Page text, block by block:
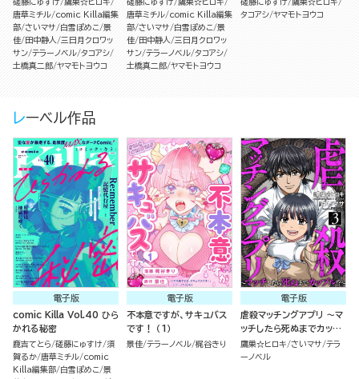
磋藤にゅすけ 鷹巣☆ヒロキ
唐草ミチル comic Killa編集
部 さいマサ 白雪ぽめこ 景
佳 田中静人 三日月クロワッ
サン テラーノベル タコアシ
土橋真二郎 ヤマモトヨウコ
磋藤にゅすけ 鷹巣☆ヒロキ
唐草ミチル comic Killa編集
部 さいマサ 白雪ぽめこ 景
佳 田中静人 三日月クロワッ
サン テラーノベル タコアシ
土橋真二郎 ヤマモトヨウコ
磋藤にゅすけ 鷹巣☆ヒロキ
タコアシ ヤマモトヨウコ
レーベル作品
電子版
comic Killa Vol.40 ひら
かれる秘密
鹿吉てとら 磋藤にゅすけ 須
賀るか 唐草ミチル comic
Killa編集部 白雪ぽめこ 景
電子版
不本意ですが、サキュバス
です！ （1）
景佳 テラーノベル 梶谷きり
電子版
虐殺マッチングアプリ ～マ
ッチしたら死ぬまでカップ
ル!?～ （3）
鷹巣☆ヒロキ さいマサ テラ
ーノベル